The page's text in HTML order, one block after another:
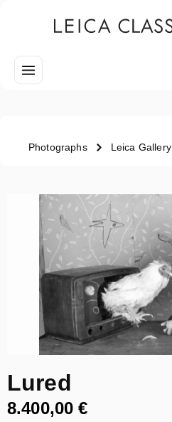
Photographs Leica Gallery
Salta la galleria di immagini
Lured
8.400,00 €